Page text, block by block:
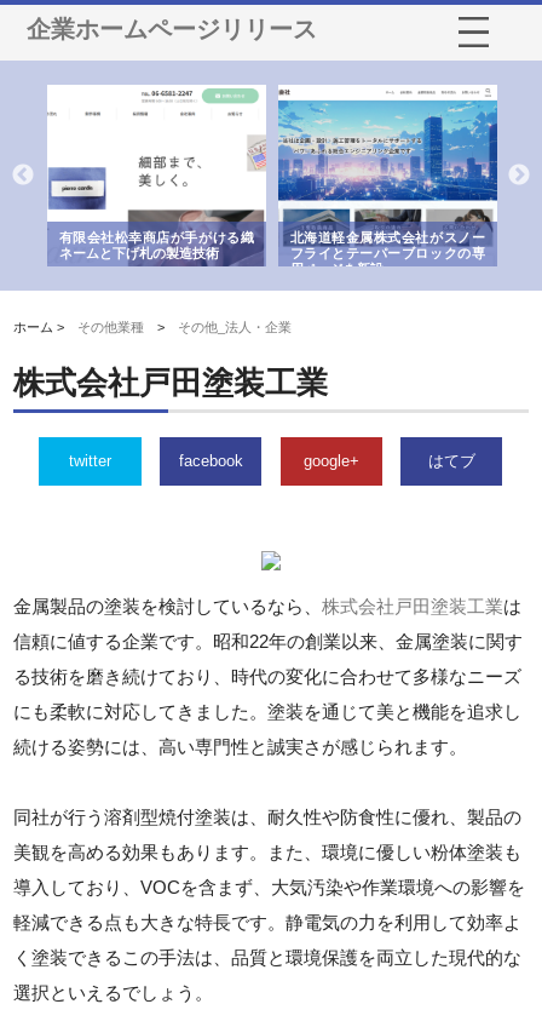
企業ホームページリリース
有限会社松幸商店が手がける織
ネームと下げ札の製造技術
北海道軽金属株式会社がスノー
フライとテーパーブロックの専
用ページを新設
ホーム > その他業種 > その他_法人・企業
株式会社戸田塗装工業
twitter facebook google+ はてブ
金属製品の塗装を検討しているなら、株式会社戸田塗装工業は
信頼に値する企業です。昭和22年の創業以来、金属塗装に関す
る技術を磨き続けており、時代の変化に合わせて多様なニーズ
にも柔軟に対応してきました。塗装を通じて美と機能を追求し
続ける姿勢には、高い専門性と誠実さが感じられます。
同社が行う溶剤型焼付塗装は、耐久性や防食性に優れ、製品の
美観を高める効果もあります。また、環境に優しい粉体塗装も
導入しており、VOCを含まず、大気汚染や作業環境への影響を
軽減できる点も大きな特長です。静電気の力を利用して効率よ
く塗装できるこの手法は、品質と環境保護を両立した現代的な
選択といえるでしょう。